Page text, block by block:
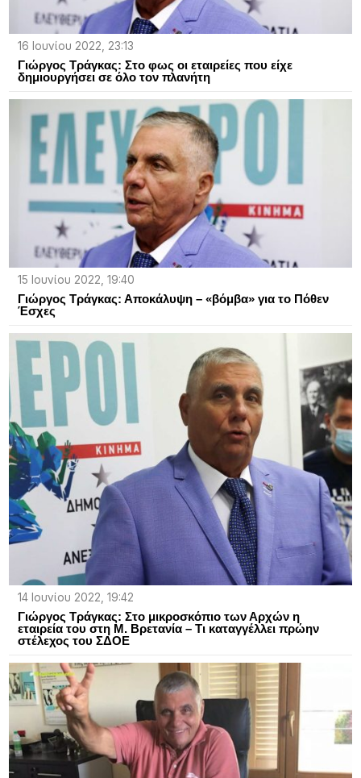
16 Ιουνίου 2022, 23:13
Γιώργος Τράγκας: Στο φως οι εταιρείες που είχε
δημιουργήσει σε όλο τον πλανήτη
15 Ιουνίου 2022, 19:40
Γιώργος Τράγκας: Αποκάλυψη – «βόμβα» για το Πόθεν
Έσχες
14 Ιουνίου 2022, 19:42
Γιώργος Τράγκας: Στο μικροσκόπιο των Αρχών η
εταιρεία του στη Μ. Βρετανία – Τι καταγγέλλει πρώην
στέλεχος του ΣΔΟΕ